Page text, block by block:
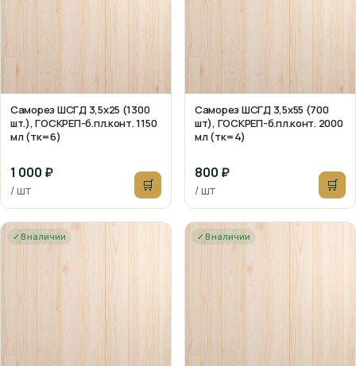
Саморез ШСГД 3,5х25 (1300
шт.), ГОСКРЕП-б.пл.конт. 1150
мл (тк=6)
1 000 ₽
/ шт 🛒
Саморез ШСГД 3,5х55 (700
шт), ГОСКРЕП-б.пл.конт. 2000
мл (тк=4)
800 ₽
/ шт 🛒
✓ В наличии ✓ В наличии